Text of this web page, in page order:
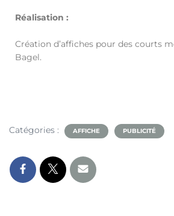
Réalisation :
Création d’affiches pour des courts
Bagel.
Catégories : AFFICHE PUBLICITÉ